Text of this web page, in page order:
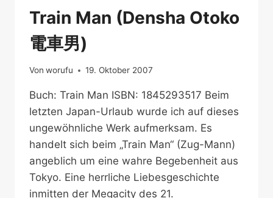
TOKYO
Train Man (Densha Otoko
電車男)
Von worufu 19. Oktober 2007
Buch: Train Man ISBN: 1845293517 Beim
letzten Japan-Urlaub wurde ich auf dieses
ungewöhnliche Werk aufmerksam. Es
handelt sich beim „Train Man“ (Zug-Mann)
angeblich um eine wahre Begebenheit aus
Tokyo. Eine herrliche Liebesgeschichte
inmitten der Megacity des 21.